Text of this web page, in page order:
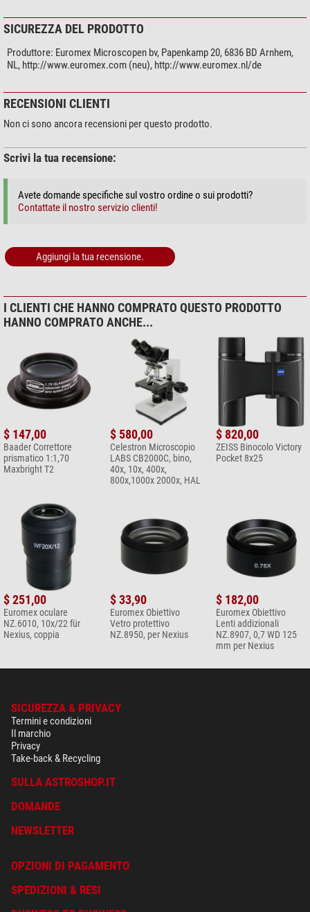
SICUREZZA DEL PRODOTTO
Produttore: Euromex Microscopen bv, Papenkamp 20, 6836 BD Arnhem,
NL, http://www.euromex.com (neu), http://www.euromex.nl/de
RECENSIONI CLIENTI
Non ci sono ancora recensioni per questo prodotto.
Scrivi la tua recensione:
Avete domande specifiche sul vostro ordine o sui prodotti?
Contattate il nostro servizio clienti!
Aggiungi la tua recensione.
I CLIENTI CHE HANNO COMPRATO QUESTO PRODOTTO
HANNO COMPRATO ANCHE...
$ 147,00
Baader Correttore
prismatico 1:1,70
Maxbright T2
$ 580,00
Celestron Microscopio
LABS CB2000C, bino,
40x, 10x, 400x,
800x,1000x 2000x, HAL
$ 820,00
ZEISS Binocolo Victory
Pocket 8x25
$ 251,00
Euromex oculare
NZ.6010, 10x/22 für
Nexius, coppia
$ 33,90
Euromex Obiettivo
Vetro protettivo
NZ.8950, per Nexius
$ 182,00
Euromex Obiettivo
Lenti addizionali
NZ.8907, 0,7 WD 125
mm per Nexius
SICUREZZA & PRIVACY
Termini e condizioni
Il marchio
Privacy
Take-back & Recycling
SULLA ASTROSHOP.IT
DOMANDE
NEWSLETTER
OPZIONI DI PAGAMENTO
SPEDIZIONI & RESI